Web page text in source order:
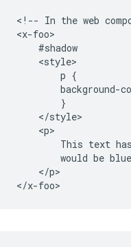
<!-- In the web
<x-foo>
    #shadow
    <style>
        p {
background-
        }
    </style>
    <p>
This text
would be
    </p>